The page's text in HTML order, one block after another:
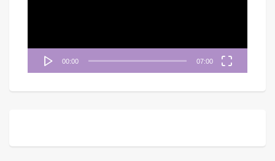
00:00 07:00